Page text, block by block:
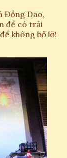
Đồng Dao,
để có trải
không bỏ lỡ!